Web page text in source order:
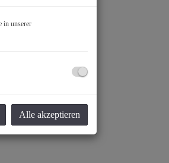
in unserer
Alle akzeptieren